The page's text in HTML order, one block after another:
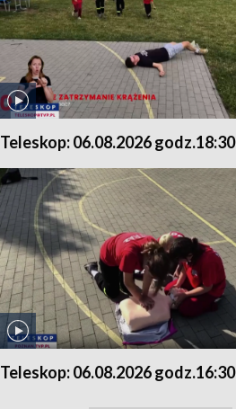
Teleskop: 06.08.2026 godz.18:30
Teleskop: 06.08.2026 godz.16:30